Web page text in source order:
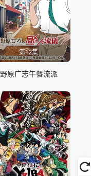
第12集
野原广志午餐流派